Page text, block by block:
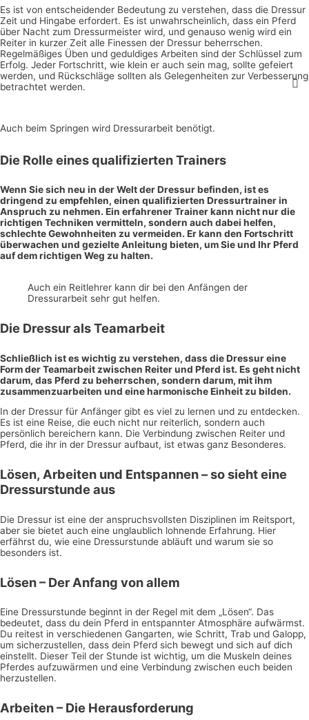
Es ist von entscheidender Bedeutung zu verstehen, dass die Dressur
Zeit und Hingabe erfordert. Es ist unwahrscheinlich, dass ein Pferd
über Nacht zum Dressurmeister wird, und genauso wenig wird ein
Reiter in kurzer Zeit alle Finessen der Dressur beherrschen.
Regelmäßiges Üben und geduldiges Arbeiten sind der Schlüssel zum
Erfolg. Jeder Fortschritt, wie klein er auch sein mag, sollte gefeiert
werden, und Rückschläge sollten als Gelegenheiten zur Verbesserung
betrachtet werden.
Auch beim Springen wird Dressurarbeit benötigt.
Die Rolle eines qualifizierten Trainers
Wenn Sie sich neu in der Welt der Dressur befinden, ist es
dringend zu empfehlen, einen qualifizierten Dressurtrainer in
Anspruch zu nehmen. Ein erfahrener Trainer kann nicht nur die
richtigen Techniken vermitteln, sondern auch dabei helfen,
schlechte Gewohnheiten zu vermeiden. Er kann den Fortschritt
überwachen und gezielte Anleitung bieten, um Sie und Ihr Pferd
auf dem richtigen Weg zu halten.
Auch ein Reitlehrer kann dir bei den Anfängen der
Dressurarbeit sehr gut helfen.
Die Dressur als Teamarbeit
Schließlich ist es wichtig zu verstehen, dass die Dressur eine
Form der Teamarbeit zwischen Reiter und Pferd ist. Es geht nicht
darum, das Pferd zu beherrschen, sondern darum, mit ihm
zusammenzuarbeiten und eine harmonische Einheit zu bilden.
In der Dressur für Anfänger gibt es viel zu lernen und zu entdecken.
Es ist eine Reise, die euch nicht nur reiterlich, sondern auch
persönlich bereichern kann. Die Verbindung zwischen Reiter und
Pferd, die ihr in der Dressur aufbaut, ist etwas ganz Besonderes.
Lösen, Arbeiten und Entspannen – so sieht eine
Dressurstunde aus
Die Dressur ist eine der anspruchsvollsten Disziplinen im Reitsport,
aber sie bietet auch eine unglaublich lohnende Erfahrung. Hier
erfährst du, wie eine Dressurstunde abläuft und warum sie so
besonders ist.
Lösen – Der Anfang von allem
Eine Dressurstunde beginnt in der Regel mit dem „Lösen“. Das
bedeutet, dass du dein Pferd in entspannter Atmosphäre aufwärmst.
Du reitest in verschiedenen Gangarten, wie Schritt, Trab und Galopp,
um sicherzustellen, dass dein Pferd sich bewegt und sich auf dich
einstellt. Dieser Teil der Stunde ist wichtig, um die Muskeln deines
Pferdes aufzuwärmen und eine Verbindung zwischen euch beiden
herzustellen.
Arbeiten – Die Herausforderung